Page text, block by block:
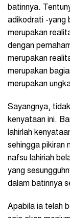
batinnya.
adikodrati -yang
merupakan
dengan
merupakan
merupakan
merupakan
Sayangnya,
kenyataan ini.
lahirlah
sehingga pikiran
nafsu lahiriah
yang
dalam batinnya
Apabila ia telah